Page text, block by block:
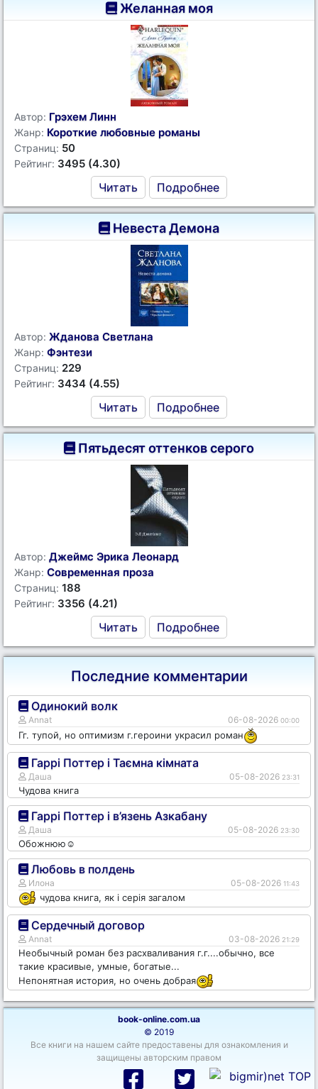
Желанная моя
Автор: Грэхем Линн
Жанр: Короткие любовные романы
Страниц: 50
Рейтинг: 3495 (4.30)
Читать Подробнее
Невеста Демона
Автор: Жданова Светлана
Жанр: Фэнтези
Страниц: 229
Рейтинг: 3434 (4.55)
Читать Подробнее
Пятьдесят оттенков серого
Автор: Джеймс Эрика Леонард
Жанр: Современная проза
Страниц: 188
Рейтинг: 3356 (4.21)
Читать Подробнее
Последние комментарии
Одинокий волк
Annat 06-08-2026 00:00
Гг. тупой, но оптимизм г.героини украсил роман
Гаррі Поттер і Таємна кімната
Даша 05-08-2026 23:31
Чудова книга
Гаррі Поттер і в’язень Азкабану
Даша 05-08-2026 23:30
Обожнюю☺️
Любовь в полдень
Илона 05-08-2026 11:43
чудова книга, як і серія загалом
Сердечный договор
Annat 03-08-2026 21:29
Необычный роман без расхваливания г.г....обычно, все
такие красивые, умные, богатые...
Непонятная история, но очень добрая
book-online.com.ua
© 2019
Все книги на нашем сайте предоставены для ознакомления и
защищены авторским правом